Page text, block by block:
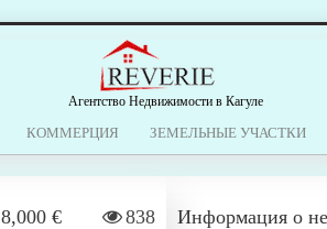
Агентство Недвижимости в Кагуле
КОММЕРЦИЯ ЗЕМЕЛЬНЫЕ УЧАСТКИ
8,000 € 838 Информация о